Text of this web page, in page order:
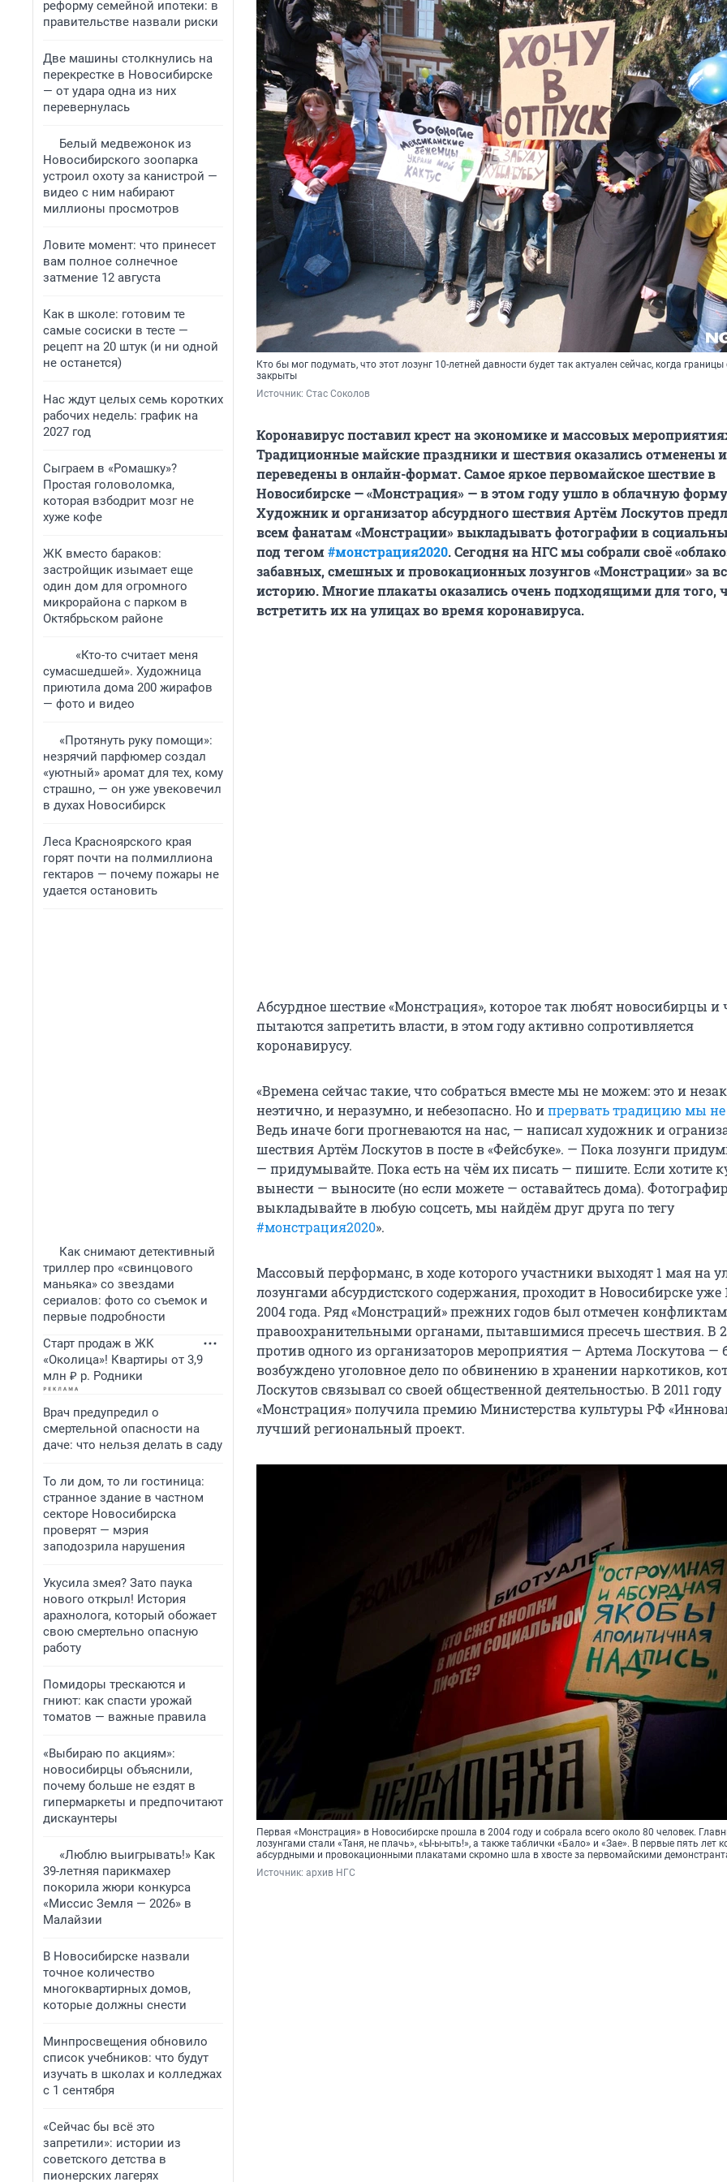
реформу семейной ипотеки: в
правительстве назвали риски
Две машины столкнулись на
перекрестке в Новосибирске
— от удара одна из них
перевернулась
Белый медвежонок из
Новосибирского зоопарка
устроил охоту за канистрой —
видео с ним набирают
миллионы просмотров
Ловите момент: что принесет
вам полное солнечное
затмение 12 августа
Как в школе: готовим те
самые сосиски в тесте —
рецепт на 20 штук (и ни одной
не останется)
Нас ждут целых семь коротких
рабочих недель: график на
2027 год
Сыграем в «Ромашку»?
Простая головоломка,
которая взбодрит мозг не
хуже кофе
ЖК вместо бараков:
застройщик изымает еще
один дом для огромного
микрорайона с парком в
Октябрьском районе
«Кто-то считает меня
сумасшедшей». Художница
приютила дома 200 жирафов
— фото и видео
«Протянуть руку помощи»:
незрячий парфюмер создал
«уютный» аромат для тех, кому
страшно, — он уже увековечил
в духах Новосибирск
Леса Красноярского края
горят почти на полмиллиона
гектаров — почему пожары не
удается остановить
Как снимают детективный
триллер про «свинцового
маньяка» со звездами
сериалов: фото со съемок и
первые подробности
Старт продаж в ЖК
«Околица»! Квартиры от 3,9
млн ₽ р. Родники
Врач предупредил о
смертельной опасности на
даче: что нельзя делать в саду
То ли дом, то ли гостиница:
странное здание в частном
секторе Новосибирска
проверят — мэрия
заподозрила нарушения
Укусила змея? Зато паука
нового открыл! История
арахнолога, который обожает
свою смертельно опасную
работу
Помидоры трескаются и
гниют: как спасти урожай
томатов — важные правила
«Выбираю по акциям»:
новосибирцы объяснили,
почему больше не ездят в
гипермаркеты и предпочитают
дискаунтеры
«Люблю выигрывать!» Как
39-летняя парикмахер
покорила жюри конкурса
«Миссис Земля — 2026» в
Малайзии
В Новосибирске назвали
точное количество
многоквартирных домов,
которые должны снести
Минпросвещения обновило
список учебников: что будут
изучать в школах и колледжах
с 1 сентября
«Сейчас бы всё это
запретили»: истории из
советского детства в
пионерских лагерях
Кто бы мог подумать, что этот лозунг 10-летней давности будет так актуален сейчас, когда границы
закрыты
Источник: Стас Соколов
Коронавирус поставил крест на экономике и массовых
Традиционные майские праздники и шествия оказались отменены
переведены в онлайн-формат. Самое яркое первомайское шествие в
Новосибирске — «Монстрация» — в этом году ушло в облачную
Художник и организатор абсурдного шествия Артём Лоскутов
всем фанатам «Монстрации» выкладывать фотографии в
под тегом#монстрация2020. Сегодня на НГС мы собрали своё
забавных, смешных и провокационных лозунгов «Монстрации» за
историю. Многие плакаты оказались очень подходящими для того,
встретить их на улицах во время коронавируса.
Абсурдное шествие «Монстрация», которое так любят новосибирцы и
пытаются запретить власти, в этом году активно сопротивляется
коронавирусу.
«Времена сейчас такие, что собраться вместе мы не можем: это и
неэтично, и неразумно, и небезопасно. Но ипрервать традицию мы
Ведь иначе боги прогневаются на нас, — написал художник и
шествия Артём Лоскутов в посте в «Фейсбуке». — Пока лозунги
— придумывайте. Пока есть на чём их писать — пишите. Если хотите
вынести — выносите (но если можете — оставайтесь дома).
выкладывайте в любую соцсеть, мы найдём друг друга по тегу
#монстрация2020».
Массовый перформанс, в ходе которого участники выходят 1 мая на
лозунгами абсурдистского содержания, проходит в Новосибирске уже
2004 года. Ряд «Монстраций» прежних годов был отмечен
правоохранительными органами, пытавшимися пресечь шествия. В
против одного из организаторов мероприятия — Артема Лоскутова —
возбуждено уголовное дело по обвинению в хранении наркотиков,
Лоскутов связывал со своей общественной деятельностью. В 2011 году
«Монстрация» получила премию Министерства культуры РФ
лучший региональный проект.
Первая «Монстрация» в Новосибирске прошла в 2004 году и собрала всего около 80 человек.
лозунгами стали «Таня, не плачь», «Ы-ы-ыть!», а также таблички «Бало» и «Зае». В первые пять лет
абсурдными и провокационными плакатами скромно шла в хвосте за первомайскими
Источник: архив НГС